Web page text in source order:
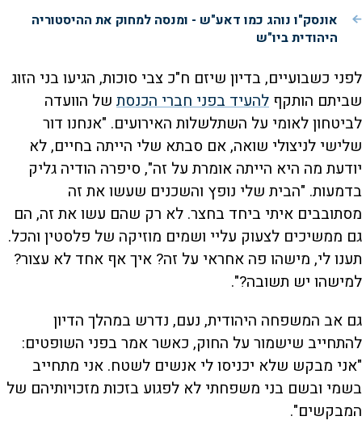
אונסק"ו נוהג כמו דאע"ש - ומנסה למחוק את ההיסטוריה
היהודית ביו"ש
לפני כשבועיים, בדיון שיזם ח"כ צבי סוכות, הגיעו בני הזוג
שביתם הותקף להעיד בפני חברי הכנסת של הוועדה
לביטחון לאומי על השתלשלות האירועים. "אנחנו דור
שלישי לניצולי שואה, אם סבתא שלי הייתה בחיים, לא
יודעת מה היא הייתה אומרת על זה", סיפרה הודיה גליק
בדמעות. "הבית שלי נופץ והשכנים שעשו את זה
מסתובבים איתי ביחד בחצר. לא רק שהם עשו את זה, הם
גם ממשיכים לצעוק עליי ושמים מוזיקה של פלסטין והכל.
תענו לי, מישהו פה אחראי על זה? איך אף אחד לא עצור?
למישהו יש תשובה?".
גם אב המשפחה היהודית, נעם, נדרש במהלך הדיון
להתחייב שישמור על החוק, כאשר אמר בפני השופטים:
"אני מבקש שלא יכניסו לי אנשים לשטח. אני מתחייב
בשמי ובשם בני משפחתי לא לפגוע בזכות מזכויותיהם של
המבקשים".